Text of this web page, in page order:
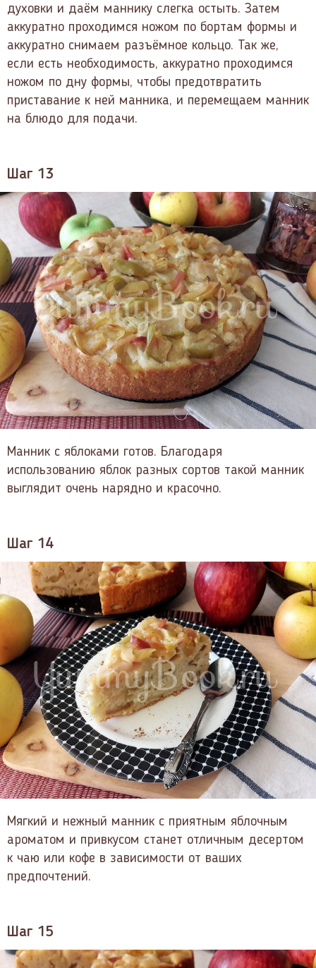
духовки и даём маннику слегка остыть. Затем
аккуратно проходимся ножом по бортам формы и
аккуратно снимаем разъёмное кольцо. Так же,
если есть необходимость, аккуратно проходимся
ножом по дну формы, чтобы предотвратить
приставание к ней манника, и перемещаем манник
на блюдо для подачи.
Шаг 13
Манник с яблоками готов. Благодаря
использованию яблок разных сортов такой манник
выглядит очень нарядно и красочно.
Шаг 14
Мягкий и нежный манник с приятным яблочным
ароматом и привкусом станет отличным десертом
к чаю или кофе в зависимости от ваших
предпочтений.
Шаг 15